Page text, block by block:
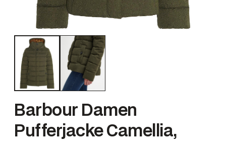
Barbour Damen
Pufferjacke Camellia,